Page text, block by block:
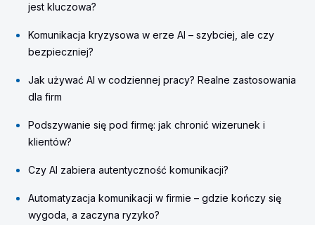
jest kluczowa?
Komunikacja kryzysowa w erze AI – szybciej, ale czy
bezpieczniej?
Jak używać AI w codziennej pracy? Realne zastosowania
dla firm
Podszywanie się pod firmę: jak chronić wizerunek i
klientów?
Czy AI zabiera autentyczność komunikacji?
Automatyzacja komunikacji w firmie – gdzie kończy się
wygoda, a zaczyna ryzyko?